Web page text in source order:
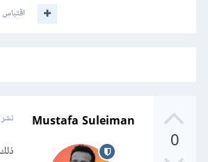
اقتباس
0
Mustafa Suleiman نشر